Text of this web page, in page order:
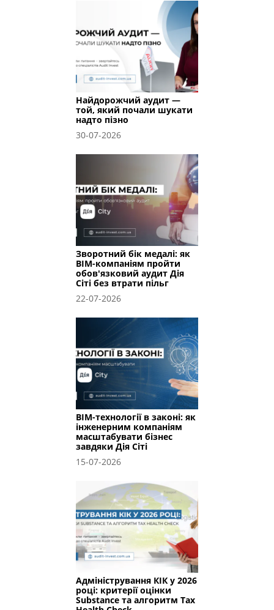
Найдорожчий аудит —
той, який почали шукати
надто пізно
30-07-2026
Зворотний бік медалі: як
BIM-компаніям пройти
обов'язковий аудит Дія
Сіті без втрати пільг
22-07-2026
BIM-технології в законі: як
інженерним компаніям
масштабувати бізнес
завдяки Дія Сіті
15-07-2026
Адміністрування КІК у 2026
році: критерії оцінки
Substance та алгоритм Tax